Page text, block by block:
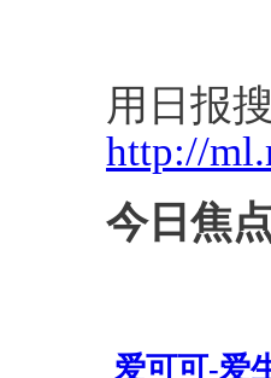
用日报
http://
今日焦
爱可可-爱